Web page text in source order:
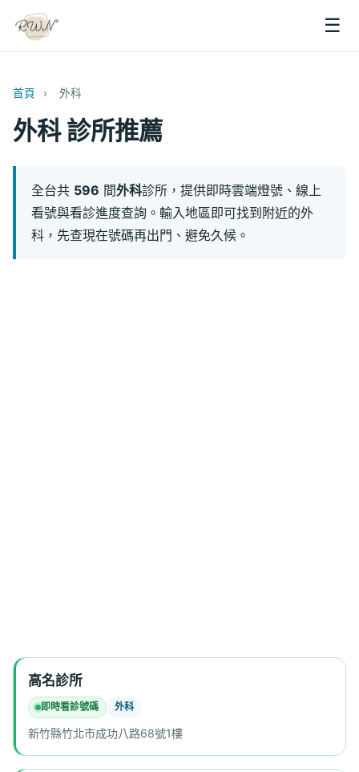
☰
首頁 › 外科
外科 診所推薦
全台共 596 間外科診所，提供即時雲端燈號、線上
看號與看診進度查詢。輸入地區即可找到附近的外
科，先查現在號碼再出門、避免久候。
高名診所
即時看診號碼 外科
新竹縣竹北市成功八路68號1樓